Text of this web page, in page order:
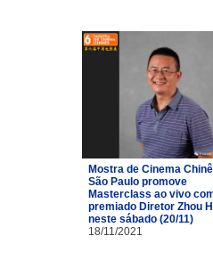
Mostra de Cinema
São Paulo promove
Masterclass ao vivo
premiado Diretor Zhou
neste sábado (20/11)
18/11/2021